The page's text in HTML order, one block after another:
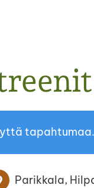
tapahtumaa.
Parikkala,